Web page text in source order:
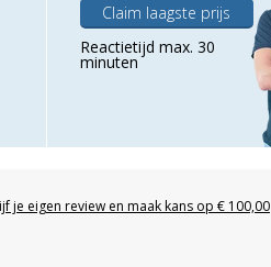
Claim laagste prijs
Reactietijd max. 30
minuten
je eigen review en maak kans op € 100,00